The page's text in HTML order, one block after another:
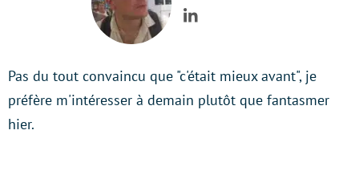
LinkedIn
Pas du tout convaincu que "c'était mieux avant", je
préfère m'intéresser à demain plutôt que fantasmer
hier.